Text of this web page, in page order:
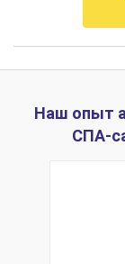
Наш опыт
СПА-